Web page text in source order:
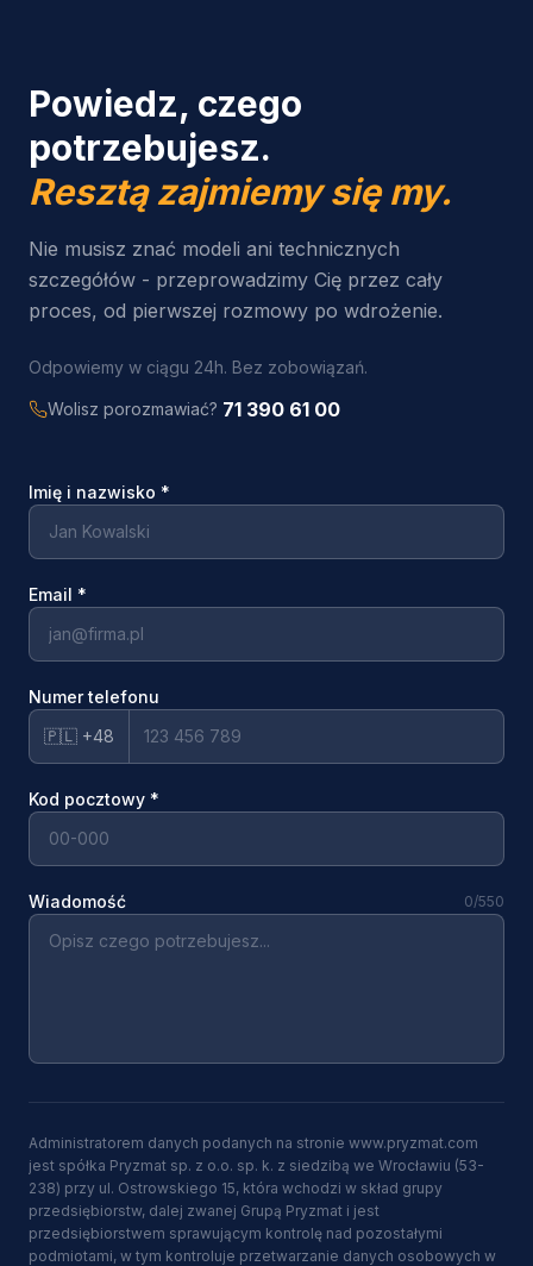
Powiedz, czego
potrzebujesz.
Resztą zajmiemy się my.
Nie musisz znać modeli ani technicznych
szczegółów - przeprowadzimy Cię przez cały
proces, od pierwszej rozmowy po wdrożenie.
Odpowiemy w ciągu 24h. Bez zobowiązań.
Wolisz porozmawiać? 71 390 61 00
Imię i nazwisko *
Email *
Numer telefonu
🇵🇱 +48
Kod pocztowy *
Wiadomość 0/550
Administratorem danych podanych na stronie www.pryzmat.com
jest spółka Pryzmat sp. z o.o. sp. k. z siedzibą we Wrocławiu (53-
238) przy ul. Ostrowskiego 15, która wchodzi w skład grupy
przedsiębiorstw, dalej zwanej Grupą Pryzmat i jest
przedsiębiorstwem sprawującym kontrolę nad pozostałymi
podmiotami, w tym kontroluje przetwarzanie danych osobowych w